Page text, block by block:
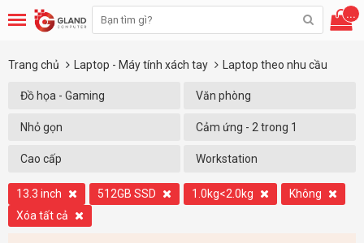
...
Trang chủ Laptop - Máy tính xách tay Laptop theo nhu cầu
Đồ họa - Gaming Văn phòng
Nhỏ gọn Cảm ứng - 2 trong 1
Cao cấp Workstation
13.3 inch 512GB SSD 1.0kg<2.0kg
Không
Xóa tất cả